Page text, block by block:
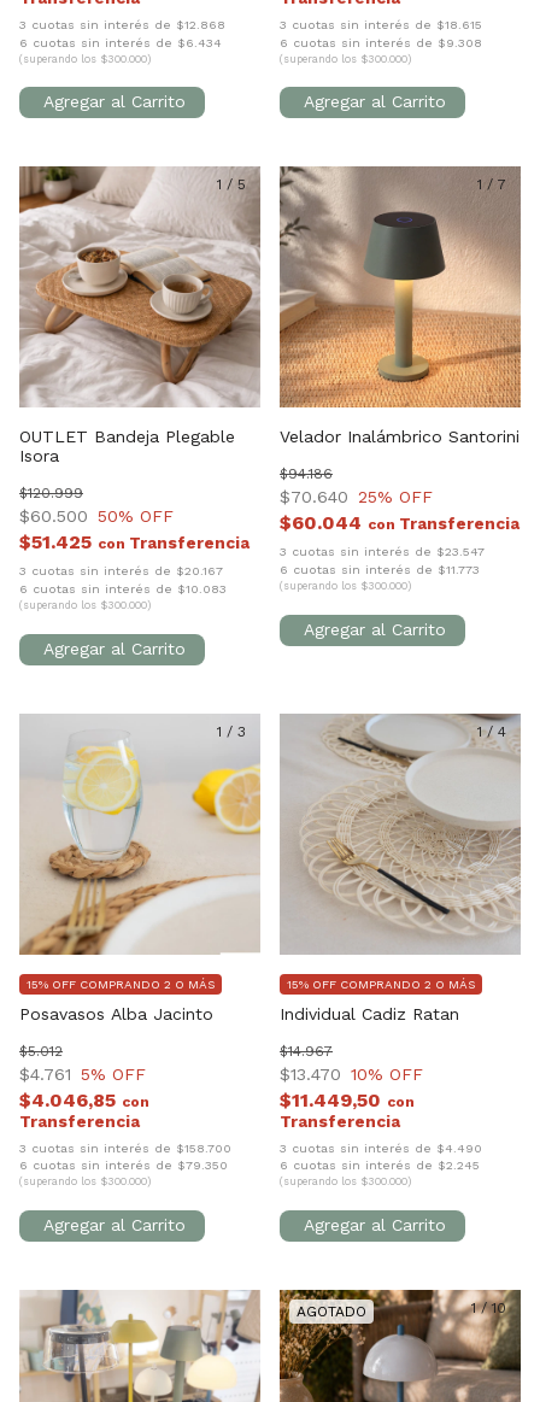
3 cuotas sin interés de $12.868
6 cuotas sin interés de $6.434
(superando los $300.000)
3 cuotas sin interés de $18.615
6 cuotas sin interés de $9.308
(superando los $300.000)
1 / 5
OUTLET Bandeja Plegable
Isora
$60.500
$120.999
50% OFF
$51.425 con
3 cuotas sin interés de $20.167
6 cuotas sin interés de $10.083
(superando los $300.000)
1 / 7
Velador Inalámbrico Santorini
$70.640
$94.186
25% OFF
$60.044 con
3 cuotas sin interés de $23.547
6 cuotas sin interés de $11.773
(superando los $300.000)
1 / 3
Posavasos Alba Jacinto
$4.761
$5.012
5% OFF
15% OFF COMPRANDO 2 O MÁS
$4.046,85 con
3 cuotas sin interés de $158.700
6 cuotas sin interés de $79.350
(superando los $300.000)
1/ 4
Individual Cadiz Ratan
$13.470
$14.967
10% OFF
15% OFF COMPRANDO 2 O MÁS
$11.449,50 con
3 cuotas sin interés de $4.490
6 cuotas sin interés de $2.245
(superando los $300.000)
1/10